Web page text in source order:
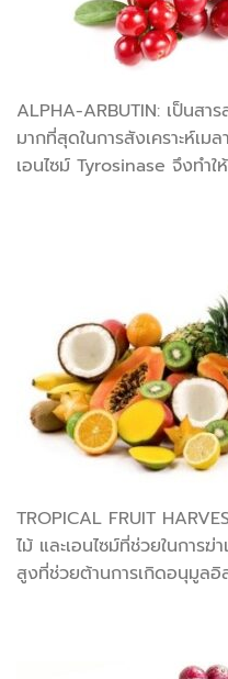
ALPHA-ARBUTIN: เป็นส
มากที่สุดในการสังเคราะห์เ
เอนไซม์ Tyrosinase จึงทำ
TROPICAL FRUIT
ไม้ และเอนไซม์ที่ช่วยในกา
สูงที่ช่วยต้านการเกิดอนุมูลอิ